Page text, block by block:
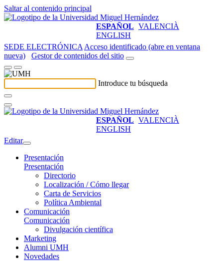
Saltar al contenido principal
ESPAÑOL VALENCIÀ
ENGLISH
SEDE ELECTRÓNICA Acceso identificado (abre en ventana
nueva)
Gestor de contenidos del sitio
Introduce tu búsqueda
ESPAÑOL VALENCIÀ
ENGLISH
Editar
Presentación
Presentación
Directorio
Localización / Cómo llegar
Carta de Servicios
Política Ambiental
Comunicación
Comunicación
Divulgación científica
Marketing
Alumni UMH
Novedades